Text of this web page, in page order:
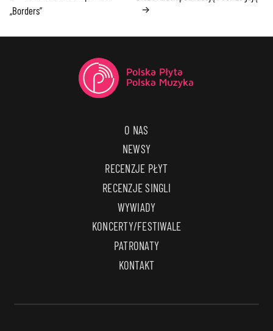
„Borders”
→
O NAS
NEWSY
RECENZJE PŁYT
RECENZJE SINGLI
WYWIADY
KONCERTY/FESTIWALE
PATRONATY
KONTAKT